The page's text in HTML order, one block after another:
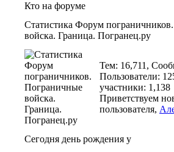
Кто на форуме
Статистика Форум
войска. Граница. Погранец.ру
Тем: 16,711,
Пользователи:
участники: 1,138
Приветствуем
пользователя,
Сегодня день рождения у